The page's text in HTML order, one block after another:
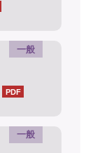
一般
一般